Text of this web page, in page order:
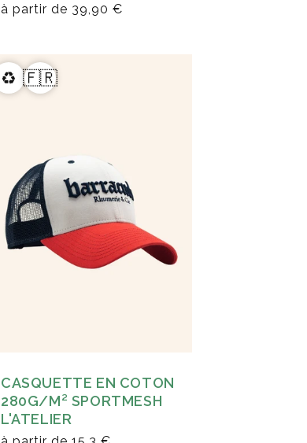
à partir de 39,90 €
♻️ 🇫🇷
CASQUETTE EN COTON
280G/M² SPORTMESH
L'ATELIER